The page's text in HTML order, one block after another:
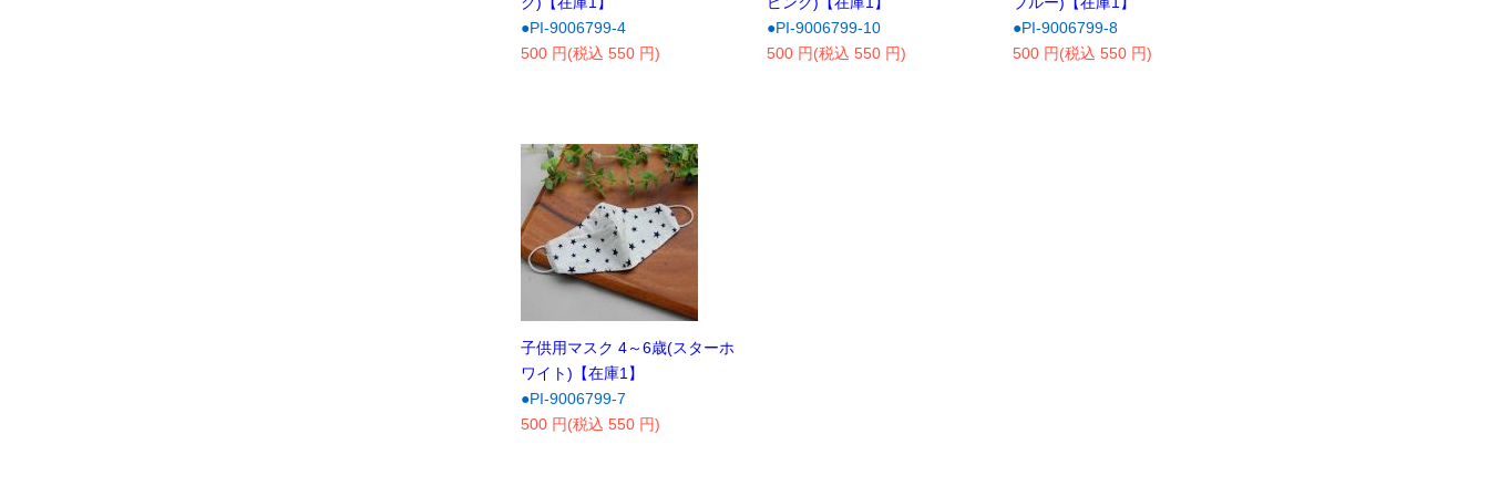
●PI-9006799-4
500 円(税込 550 円)
●PI-9006799-10
500 円(税込 550 円)
●PI-9006799-8
500 円(税込 550 円)
子供用マスク 4～6歳(スターホ
ワイト)【在庫1】
●PI-9006799-7
500 円(税込 550 円)